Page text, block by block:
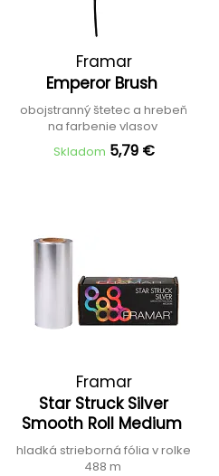
Framar
Emperor Brush
obojstranný štetec a hrebeň
na farbenie vlasov
Skladom 5,79 €
Framar
Star Struck Silver
Smooth Roll Medium
hladká strieborná fólia v rolke
488 m